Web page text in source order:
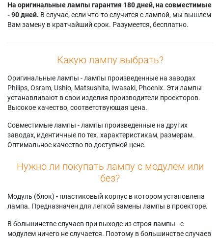
На оригинальные лампы гарантия 180 дней, на совместимые
- 90 дней. В случае, если что-то случится с лампой, мы вышлем
Вам замену в кратчайший срок. Разумеется, бесплатно.
Какую лампу выбрать?
Оригинальные лампы - лампы произведенные на заводах
Philips, Osram, Ushio, Matsushita, Iwasaki, Phoenix. Эти лампы
устанавливают в свои изделия производители проекторов.
Высокое качество, соответствующая цена.
Совместимые лампы - лампы произведенные на других
заводах, идентичные по тех. характеристикам, размерам.
Оптимальное качество по доступной цене.
Нужно ли покупать лампу с модулем или
без?
Модуль (блок) - пластиковый корпус в котором установлена
лампа. Предназначен для легкой замены лампы в проекторе.
В большинстве случаев при выходе из строя лампы - с
модулем ничего не случается. Поэтому в большинстве случаев